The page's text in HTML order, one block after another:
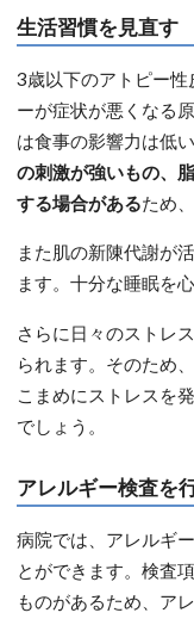
生活習慣を見直す
3歳以下のアトピー
ーが症状が悪くなる
は食事の影響力は低
の刺激が強いもの、
する場合があるため
また肌の新陳代謝が
ます。十分な睡眠を
さらに日々のストレ
られます。そのため
こまめにストレスを
でしょう。
アレルギー検査を
病院では、アレルギ
とができます。検査
ものがあるため、ア